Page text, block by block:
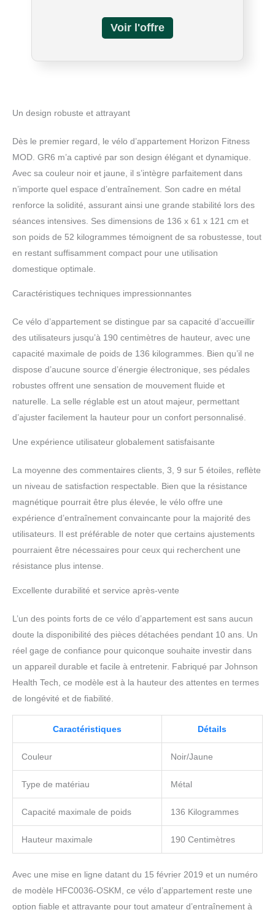
Un design robuste et attrayant
Dès le premier regard, le vélo d’appartement Horizon Fitness
MOD. GR6 m’a captivé par son design élégant et dynamique.
Avec sa couleur noir et jaune, il s’intègre parfaitement dans
n’importe quel espace d’entraînement. Son cadre en métal
renforce la solidité, assurant ainsi une grande stabilité lors des
séances intensives. Ses dimensions de 136 x 61 x 121 cm et
son poids de 52 kilogrammes témoignent de sa robustesse, tout
en restant suffisamment compact pour une utilisation
domestique optimale.
Caractéristiques techniques impressionnantes
Ce vélo d’appartement se distingue par sa capacité d’accueillir
des utilisateurs jusqu’à 190 centimètres de hauteur, avec une
capacité maximale de poids de 136 kilogrammes. Bien qu’il ne
dispose d’aucune source d’énergie électronique, ses pédales
robustes offrent une sensation de mouvement fluide et
naturelle. La selle réglable est un atout majeur, permettant
d’ajuster facilement la hauteur pour un confort personnalisé.
Une expérience utilisateur globalement satisfaisante
La moyenne des commentaires clients, 3, 9 sur 5 étoiles, reflète
un niveau de satisfaction respectable. Bien que la résistance
magnétique pourrait être plus élevée, le vélo offre une
expérience d’entraînement convaincante pour la majorité des
utilisateurs. Il est préférable de noter que certains ajustements
pourraient être nécessaires pour ceux qui recherchent une
résistance plus intense.
Excellente durabilité et service après-vente
L’un des points forts de ce vélo d’appartement est sans aucun
doute la disponibilité des pièces détachées pendant 10 ans. Un
réel gage de confiance pour quiconque souhaite investir dans
un appareil durable et facile à entretenir. Fabriqué par Johnson
Health Tech, ce modèle est à la hauteur des attentes en termes
de longévité et de fiabilité.
Caractéristiques Détails
Couleur Noir/Jaune
Type de matériau Métal
Capacité maximale de poids 136 Kilogrammes
Hauteur maximale 190 Centimètres
Avec une mise en ligne datant du 15 février 2019 et un numéro
de modèle HFC0036-OSKM, ce vélo d’appartement reste une
option fiable et attrayante pour tout amateur d’entraînement à